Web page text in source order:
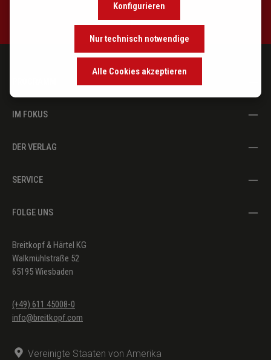
IM FOKUS
DER VERLAG
SERVICE
FOLGE UNS
Breitkopf & Härtel KG
Walkmühlstraße 52
65195 Wiesbaden
(+49) 611 45008-0
info@breitkopf.com
Vereinigte Staaten von Amerika
Nur technisch notwendige
Konfigurieren
Alle Cookies akzeptieren